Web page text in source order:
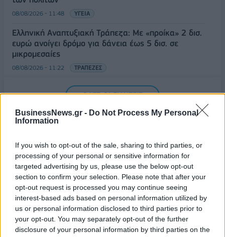
BusinessNews.gr - Do Not Process My Personal
Information
If you wish to opt-out of the sale, sharing to third parties, or
processing of your personal or sensitive information for
targeted advertising by us, please use the below opt-out
section to confirm your selection. Please note that after your
opt-out request is processed you may continue seeing
interest-based ads based on personal information utilized by
us or personal information disclosed to third parties prior to
your opt-out. You may separately opt-out of the further
disclosure of your personal information by third parties on the
08/08/2026 - 11:48 ΥΓΕΙΑ
Ελληνική Αναπτυξιακή Τράπεζα: Με «προίκα» 2 δισ.
ευρώ ανοίγει δρόμο για δάνεια έως 5 δισ. σε
μικρομεσαίες
08/08/2026 - 11:22 ΤΡΑΠΕΖΕΣ
5G παντού, 6G στον ορίζοντα: Πού βρίσκεται η
Ελλάδα στη μεγάλη τεχνολογική μετάβαση
08/08/2026 - 10:54 ΤΕΧΝΟΛΟΓΙΑ
ΟΛΕΣ ΟΙ ΕΙΔΗΣΕΙΣ
ΔΗΜΟΦΙΛΗ
Όμιλος ΔΕΗ: Νέα συμφωνία για χαρτοφυλάκιο